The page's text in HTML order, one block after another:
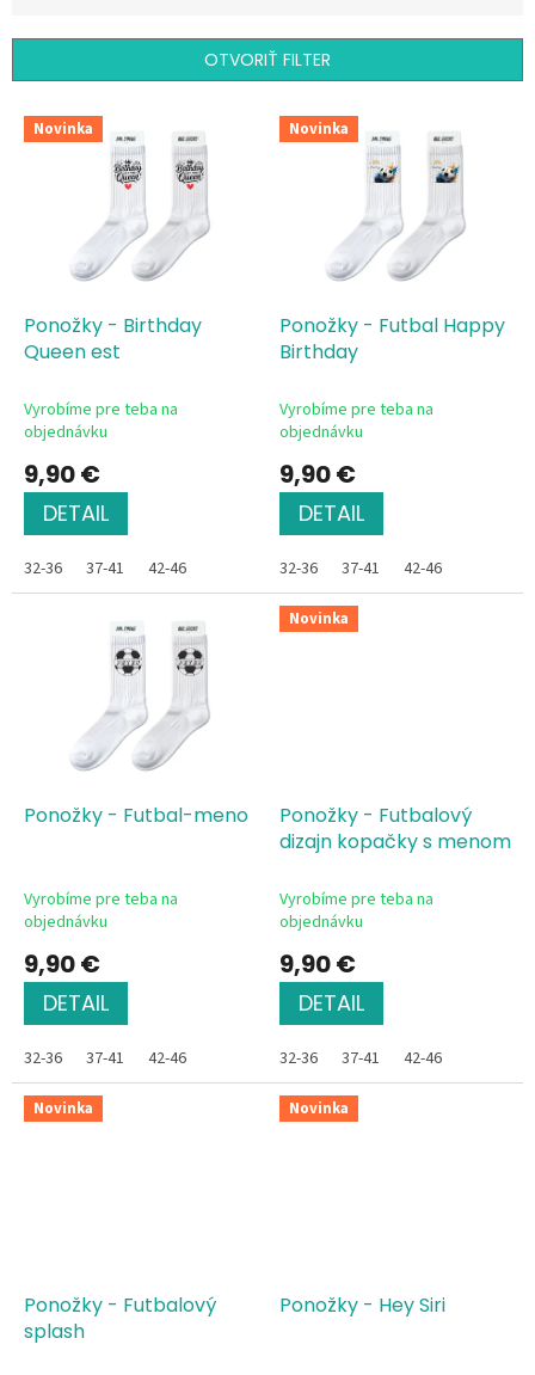
i
o
OTVORIŤ FILTER
V
d
u
o
Novinka
Ponožky - Birthday
Queen est
Vyrobíme pre teba na
objednávku
9,90 €
DETAIL
32-36 37-41 42-46
Novinka
Ponožky - Futbal Happy
Birthday
Vyrobíme pre teba na
objednávku
9,90 €
DETAIL
32-36 37-41 42-46
Ponožky - Futbal-meno
Vyrobíme pre teba na
objednávku
9,90 €
DETAIL
32-36 37-41 42-46
Novinka
Ponožky - Futbalový
dizajn kopačky s menom
Vyrobíme pre teba na
objednávku
9,90 €
DETAIL
32-36 37-41 42-46
Novinka
Ponožky - Futbalový
splash
Novinka
Ponožky - Hey Siri